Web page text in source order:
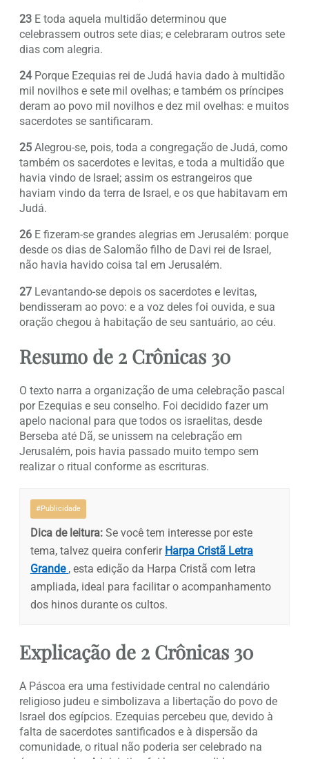
23 E toda aquela multidão determinou que
celebrassem outros sete dias; e celebraram outros sete
dias com alegria.
24Porque Ezequias rei de Judá havia dado à multidão
mil novilhos e sete mil ovelhas; e também os príncipes
deram ao povo mil novilhos e dez mil ovelhas: e muitos
sacerdotes se santificaram.
25 Alegrou-se, pois, toda a congregação de Judá, como
também os sacerdotes e levitas, e toda a multidão que
havia vindo de Israel; assim os estrangeiros que
haviam vindo da terra de Israel, e os que habitavam em
Judá.
26 E fizeram-se grandes alegrias em Jerusalém: porque
desde os dias de Salomão filho de Davi rei de Israel,
não havia havido coisa tal em Jerusalém.
27 Levantando-se depois os sacerdotes e levitas,
bendisseram ao povo: e a voz deles foi ouvida, e sua
oração chegou à habitação de seu santuário, ao céu.
Resumo de 2 Crônicas 30
O texto narra a organização de uma celebração pascal
por Ezequias e seu conselho. Foi decidido fazer um
apelo nacional para que todos os israelitas, desde
Berseba até Dã, se unissem na celebração em
Jerusalém, pois havia passado muito tempo sem
realizar o ritual conforme as escrituras.
#Publicidade
Dica de leitura: Se você tem interesse por este
tema, talvez queira conferir Harpa Cristã Letra
Grande , esta edição da Harpa Cristã com letra
ampliada, ideal para facilitar o acompanhamento
dos hinos durante os cultos.
Explicação de 2 Crônicas 30
A Páscoa era uma festividade central no calendário
religioso judeu e simbolizava a libertação do povo de
Israel dos egípcios. Ezequias percebeu que, devido à
falta de sacerdotes santificados e à dispersão da
comunidade, o ritual não poderia ser celebrado na